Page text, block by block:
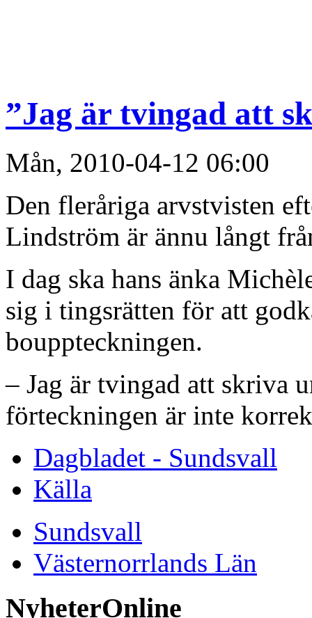
”Jag är tvingad att
Mån, 2010-04-12 06:00
Den fleråriga arvstvisten
Lindström är ännu långt
I dag ska hans änka
sig i tingsrätten för att
bouppteckningen.
– Jag är tvingad att skriva
förteckningen är inte
Dagbladet - Sundsvall
Källa
Sundsvall
Västernorrlands Län
NyheterOnline